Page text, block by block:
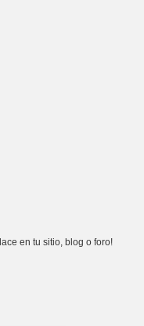
en tu sitio, blog o foro!